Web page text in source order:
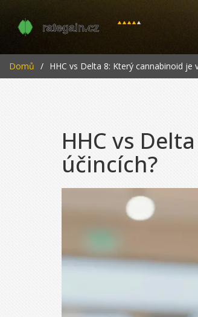
Domů HHC vs Delta 8: Který cannabinoid
HHC vs
účincích?